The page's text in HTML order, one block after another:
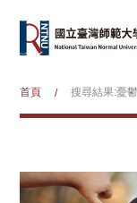
首頁 / 搜尋結果:憂鬱